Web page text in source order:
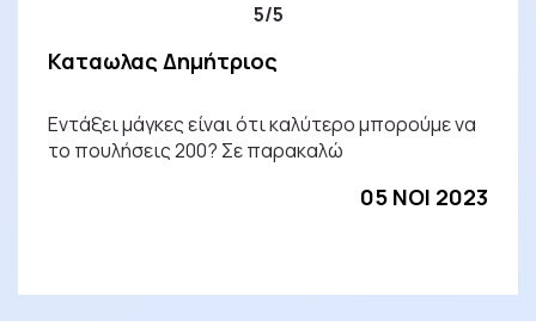
5/5
Καταωλας Δημήτριος
Εντάξει μάγκες είναι ότι καλύτερο μπορούμε να
το πουλήσεις 200? Σε παρακαλώ
05 NOI 2023